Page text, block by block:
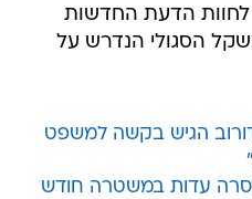
לחוות הדעת החדשות
הסגולי הנדרש על
הגיש בקשה למשפט
עדות במשטרה חודש